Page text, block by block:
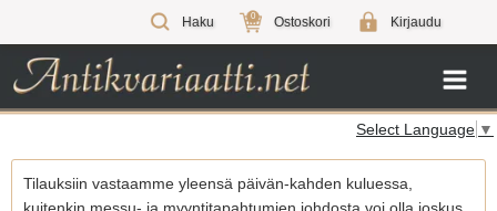
Haku 0 Ostoskori Kirjaudu
Select Language ▼
Tilauksiin vastaamme yleensä päivän-kahden kuluessa,
kuitenkin messu- ja myyntitapahtumien johdosta voi olla joskus